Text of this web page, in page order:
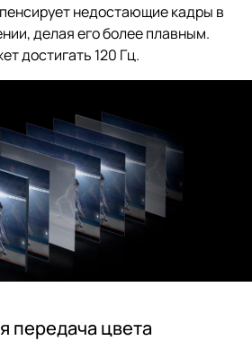
недостающие кадры в
делая его более плавным.
достигать 120 Гц.
передача цвета